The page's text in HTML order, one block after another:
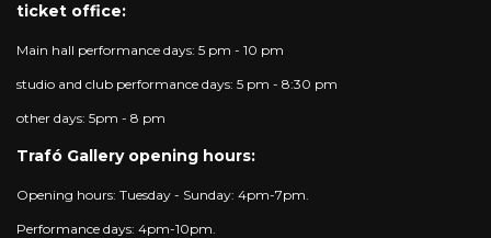
ticket office:
Main hall performance days: 5 pm - 10 pm
studio and club performance days: 5 pm - 8:30 pm
other days: 5pm - 8 pm
Trafó Gallery opening hours:
Opening hours: Tuesday - Sunday: 4pm-7pm.
Performance days: 4pm-10pm.